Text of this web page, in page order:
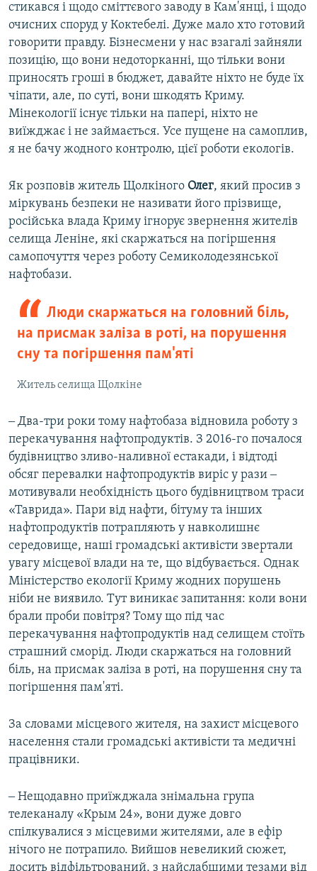
стикався і щодо сміттєвого заводу в Кам'янці, і щодо
очисних споруд у Коктебелі. Дуже мало хто готовий
говорити правду. Бізнесмени у нас взагалі зайняли
позицію, що вони недоторканні, що тільки вони
приносять гроші в бюджет, давайте ніхто не буде їх
чіпати, але, по суті, вони шкодять Криму.
Мінекології існує тільки на папері, ніхто не
виїжджає і не займається. Усе пущене на самоплив,
я не бачу жодного контролю, цієї роботи екологів.
Як розповів житель Щолкіного Олег, який просив з
міркувань безпеки не називати його прізвище,
російська влада Криму ігнорує звернення жителів
селища Леніне, які скаржаться на погіршення
самопочуття через роботу Семиколодезянської
нафтобази.
Люди скаржаться на головний біль,
на присмак заліза в роті, на порушення
сну та погіршення пам'яті
Житель селища Щолкіне
‒ Два-три роки тому нафтобаза відновила роботу з
перекачування нафтопродуктів. З 2016-го почалося
будівництво зливо-наливної естакади, і відтоді
обсяг перевалки нафтопродуктів виріс у рази ‒
мотивували необхідність цього будівництвом траси
«Таврида». Пари від нафти, бітуму та інших
нафтопродуктів потрапляють у навколишнє
середовище, наші громадські активісти звертали
увагу місцевої влади на те, що відбувається. Однак
Міністерство екології Криму жодних порушень
ніби не виявило. Тут виникає запитання: коли вони
брали проби повітря? Тому що під час
перекачування нафтопродуктів над селищем стоїть
страшний сморід. Люди скаржаться на головний
біль, на присмак заліза в роті, на порушення сну та
погіршення пам'яті.
За словами місцевого жителя, на захист місцевого
населення стали громадські активісти та медичні
працівники.
‒ Нещодавно приїжджала знімальна група
телеканалу «Крым 24», вони дуже довго
спілкувалися з місцевими жителями, але в ефір
нічого не потрапило. Вийшов невеликий сюжет,
досить відфільтрований, з найслабшими тезами від